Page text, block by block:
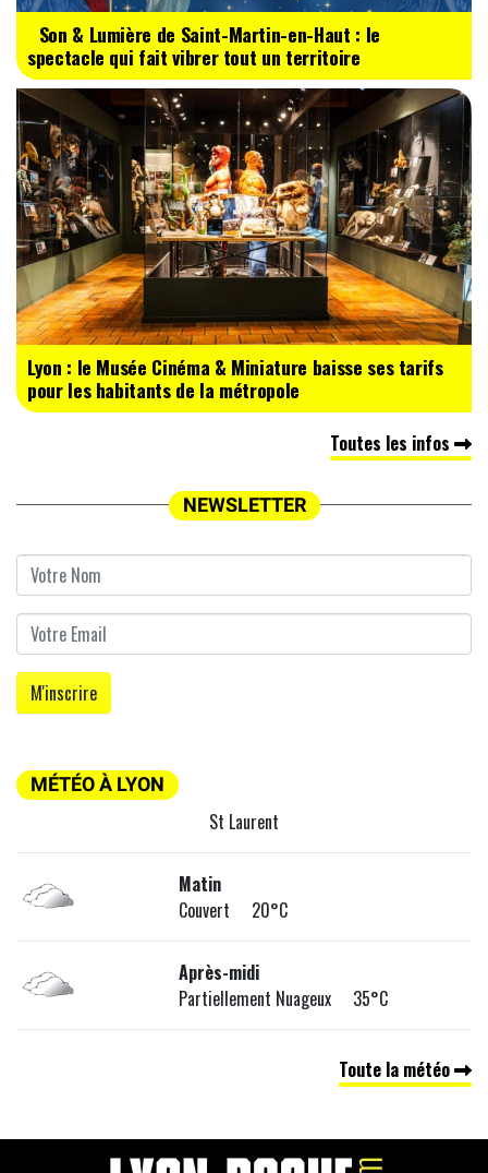
Son & Lumière de Saint-Martin-en-Haut : le
spectacle qui fait vibrer tout un territoire
Lyon : le Musée Cinéma & Miniature baisse ses tarifs
pour les habitants de la métropole
Toutes les infos
NEWSLETTER
MÉTÉO À LYON
St Laurent
Matin
Couvert 20°C
Après-midi
Partiellement Nuageux 35°C
Toute la météo